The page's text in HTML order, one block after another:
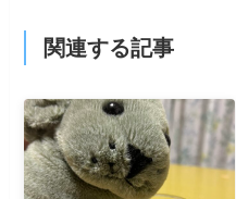
関連する記事